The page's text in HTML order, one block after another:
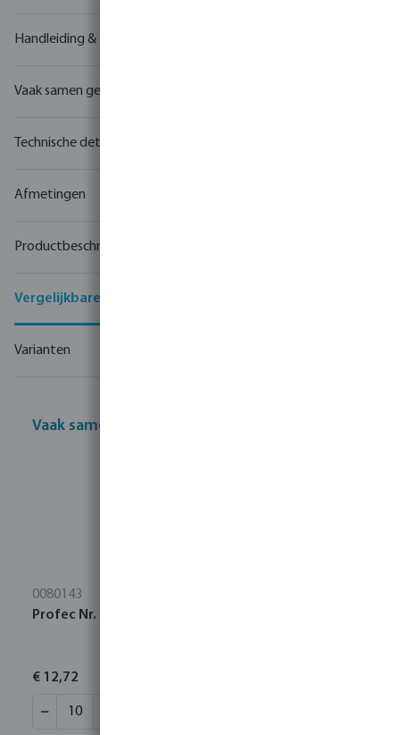
Handleiding & tekeningen
Vaak samen gekocht
Technische details
Afmetingen
Productbeschrijving
Vergelijkbare producten
Varianten
Vaak samen gekocht
0080143
Profec Nr. 270 Sok RVS 316 1/2" binnendraad 16bar
€ 12,72